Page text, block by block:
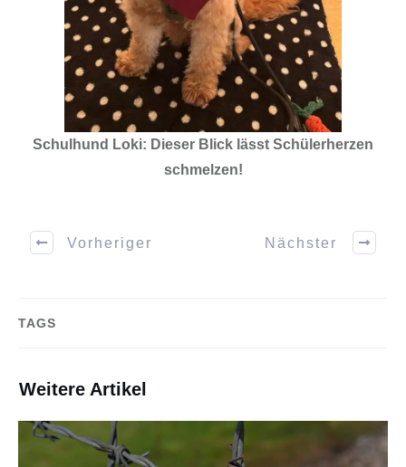
Schulhund Loki: Dieser Blick lässt Schülerherzen
schmelzen!
Vorheriger Nächster
TAGS
Weitere Artikel